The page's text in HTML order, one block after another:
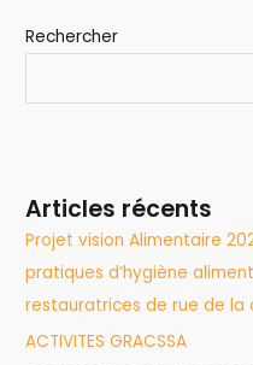
Rechercher
Articles récents
Projet vision Alimentaire
pratiques d’hygiène
restauratrices de rue de la
ACTIVITES GRACSSA